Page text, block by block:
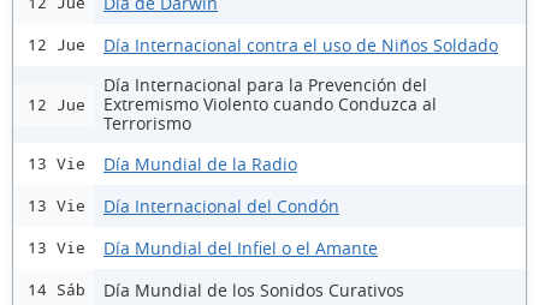
12 Jue Día Internacional contra el uso de Niños Soldado
12 Jue
Día Internacional para la Prevención del
Extremismo Violento cuando Conduzca al
Terrorismo
13 Vie Día Mundial de la Radio
13 Vie Día Internacional del Condón
13 Vie Día Mundial del Infiel o el Amante
14 Sáb Día Mundial de los Sonidos Curativos